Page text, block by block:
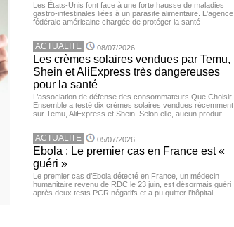
Les États-Unis font face à une forte hausse de maladies
gastro-intestinales liées à un parasite alimentaire. L'agence
fédérale américaine chargée de protéger la santé
ACTUALITE 08/07/2026
Les crèmes solaires vendues par Temu,
Shein et AliExpress très dangereuses
pour la santé
L’association de défense des consommateurs Que Choisir
Ensemble a testé dix crèmes solaires vendues récemment
sur Temu, AliExpress et Shein. Selon elle, aucun produit
ACTUALITE 05/07/2026
Ebola : Le premier cas en France est «
guéri »
Le premier cas d’Ebola détecté en France, un médecin
humanitaire revenu de RDC le 23 juin, est désormais guéri
après deux tests PCR négatifs et a pu quitter l’hôpital,